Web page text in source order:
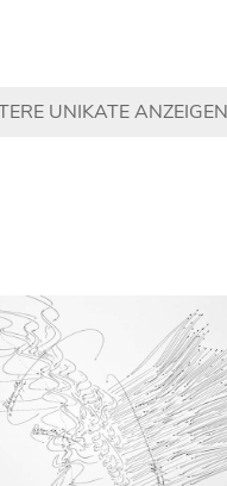
UNIKATE ANZEIGEN